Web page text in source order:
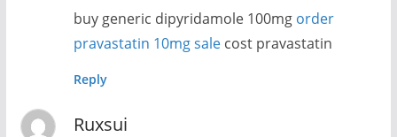
buy generic dipyridamole 100mg order
pravastatin 10mg salecost pravastatin
Reply
Ruxsui